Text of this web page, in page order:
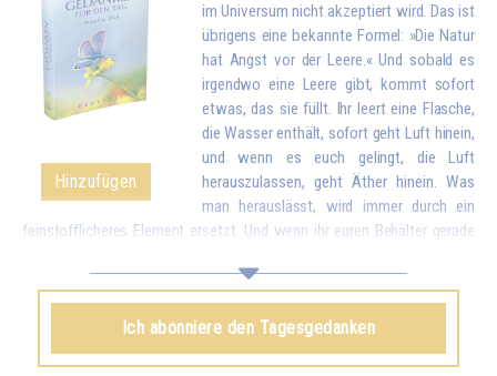
Hinzufügen
im Universum nicht akzeptiert wird. Das ist
übrigens eine bekannte Formel: »Die Natur
hat Angst vor der Leere.« Und sobald es
irgendwo eine Leere gibt, kommt sofort
etwas, das sie füllt. Ihr leert eine Flasche,
die Wasser enthält, sofort geht Luft hinein,
und wenn es euch gelingt, die Luft
herauszulassen, geht Äther hinein. Was
man herauslässt, wird immer durch ein
feinstofflicheres Element ersetzt. Und wenn ihr euren Behälter gerade
Geschöpfen gegeben habt, kommt sofort etwas von oben, um euch zu
füllen.*
Omraam Mikhaël Aïvanhov
Ich abonniere den Tagesgedanken